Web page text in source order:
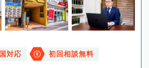
対応 初回相談無料